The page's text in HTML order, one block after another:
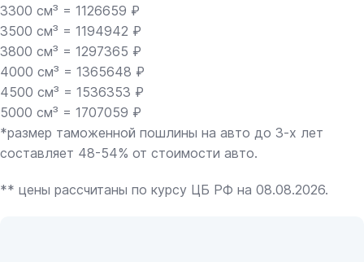
3300 см³ = 1126659 ₽
3500 см³ = 1194942 ₽
3800 см³ = 1297365 ₽
4000 см³ = 1365648 ₽
4500 см³ = 1536353 ₽
5000 см³ = 1707059 ₽
*размер таможенной пошлины на авто до 3-х лет
составляет 48-54% от стоимости авто.
** цены рассчитаны по курсу ЦБ РФ на 08.08.2026.